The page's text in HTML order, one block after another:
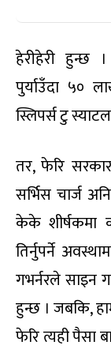
हेरीहेरी हुन्छ
पुर्याउँदा ५०
स्लिपर्स टु
तर, फेरि
सर्भिस चार्ज
केके शीर्षकमा
तिर्नुपर्ने
गभर्नरले साइन
हुन्छ । जबकि,
फेरि त्यही पैसा